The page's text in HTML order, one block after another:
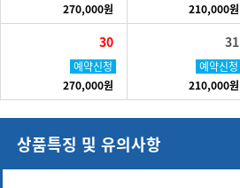
270,000원
210,000원
30
예약신청
270,000원
31
예약신청
210,000원
상품특징 및 유의사항